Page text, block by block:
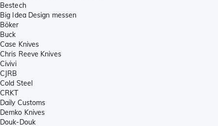
Bestech
Big Idea Design messen
Böker
Buck
Case Knives
Chris Reeve Knives
Civivi
CJRB
Cold Steel
CRKT
Daily Customs
Demko Knives
Douk-Douk